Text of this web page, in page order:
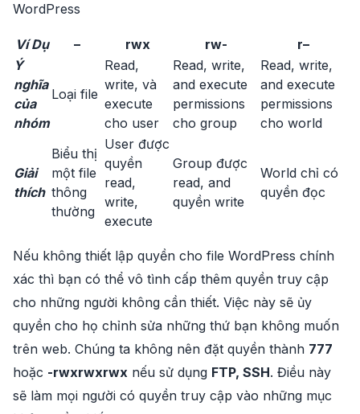
WordPress
Ví Dụ – rwx rw-
r–
Ý
nghĩa
của
nhóm
Loại file
Read,
write, và
execute
cho user
Read, write,
and execute
permissions
cho group
Read, write,
and execute
permissions
cho world
Giải
thích
Biểu thị
một file
thông
thường
User được
quyền
read,
write,
execute
Group được
read, and
quyền write
World chỉ có
quyền đọc
Nếu không thiết lập quyền cho file WordPress chính
xác thì bạn có thể vô tình cấp thêm quyền truy cập
cho những người không cần thiết. Việc này sẽ ủy
quyền cho họ chỉnh sửa những thứ bạn không muốn
trên web. Chúng ta không nên đặt quyền thành 777
hoặc -rwxrwxrwx nếu sử dụng FTP, SSH. Điều này
sẽ làm mọi người có quyền truy cập vào những mục